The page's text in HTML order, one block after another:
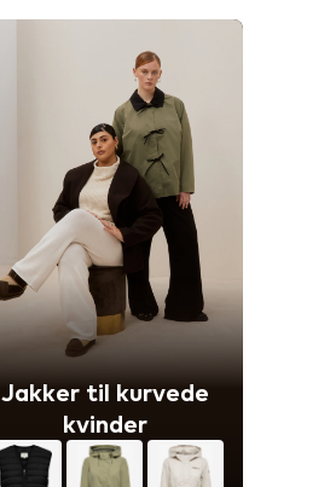
Jakker til kurvede
kvinder